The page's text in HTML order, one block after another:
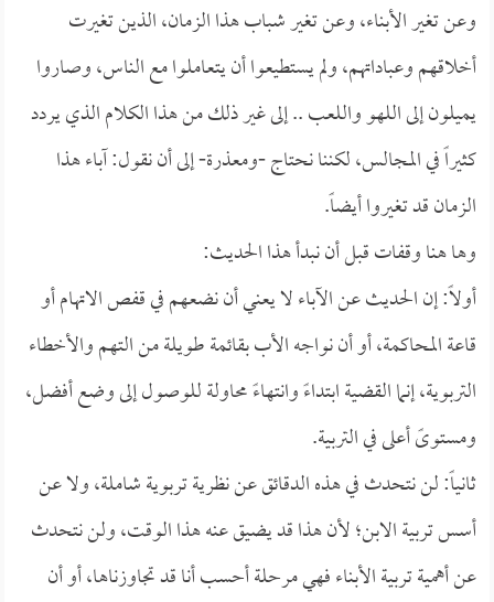
وعن تغير الأبناء، وعن تغير شباب هذا الزمان، الذين تغيرت
أخلاقهم وعباداتهم، ولم يستطيعوا أن يتعاملوا مع الناس، وصاروا
يميلون إلى اللهو واللعب .. إلى غير ذلك من هذا الكلام الذي يردد
كثيراً في المجالس، لكننا نحتاج -ومعذرة- إلى أن نقول: آباء هذا
الزمان قد تغيروا أيضاً.
وها هنا وقفات قبل أن نبدأ هذا الحديث:
أولاً: إن الحديث عن الآباء لا يعني أن نضعهم في قفص الاتهام أو
قاعة المحاكمة، أو أن نواجه الأب بقائمة طويلة من التهم والأخطاء
التربوية، إنما القضية ابتداءً وانتهاءً محاولة للوصول إلى وضع أفضل،
ومستوىً أعلى في التربية.
ثانياً: لن نتحدث في هذه الدقائق عن نظرية تربوية شاملة، ولا عن
أسس تربية الابن؛ لأن هذا قد يضيق عنه هذا الوقت، ولن نتحدث
عن أهمية تربية الأبناء فهي مرحلة أحسب أنا قد تجاوزناها، أو أن